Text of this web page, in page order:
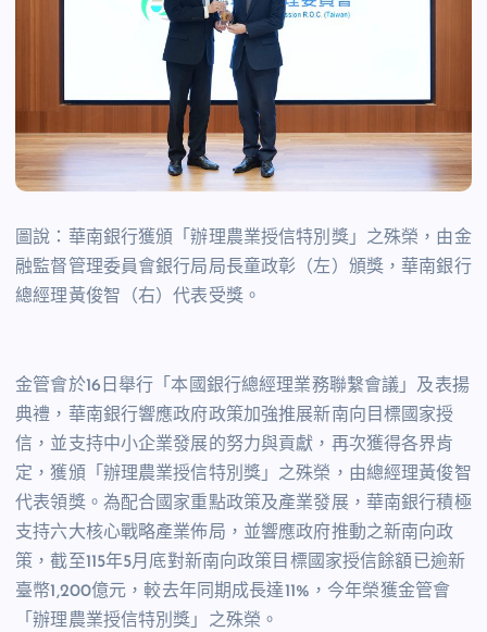
圖說：華南銀行獲頒「辦理農業授信特別獎」之殊榮，由金
融監督管理委員會銀行局局長童政彰（左）頒獎，華南銀行
總經理黃俊智（右）代表受獎。
金管會於16日舉行「本國銀行總經理業務聯繫會議」及表揚
典禮，華南銀行響應政府政策加強推展新南向目標國家授
信，並支持中小企業發展的努力與貢獻，再次獲得各界肯
定，獲頒「辦理農業授信特別獎」之殊榮，由總經理黃俊智
代表領獎。為配合國家重點政策及產業發展，華南銀行積極
支持六大核心戰略產業佈局，並響應政府推動之新南向政
策，截至115年5月底對新南向政策目標國家授信餘額已逾新
臺幣1,200億元，較去年同期成長達11%，今年榮獲金管會
「辦理農業授信特別獎」之殊榮。